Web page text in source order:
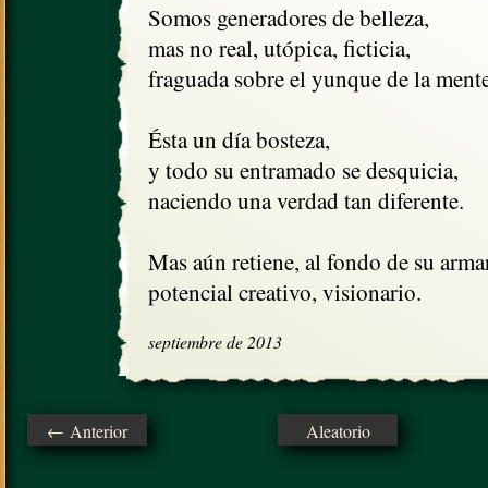
Somos generadores de belleza,
mas no real, utópica, ficticia,
fraguada sobre el yunque de la
Ésta un día bosteza,
y todo su entramado se desquicia,
naciendo una verdad tan diferente.
Mas aún retiene, al fondo de su
potencial creativo, visionario.
septiembre de 2013
← Anterior Aleatorio